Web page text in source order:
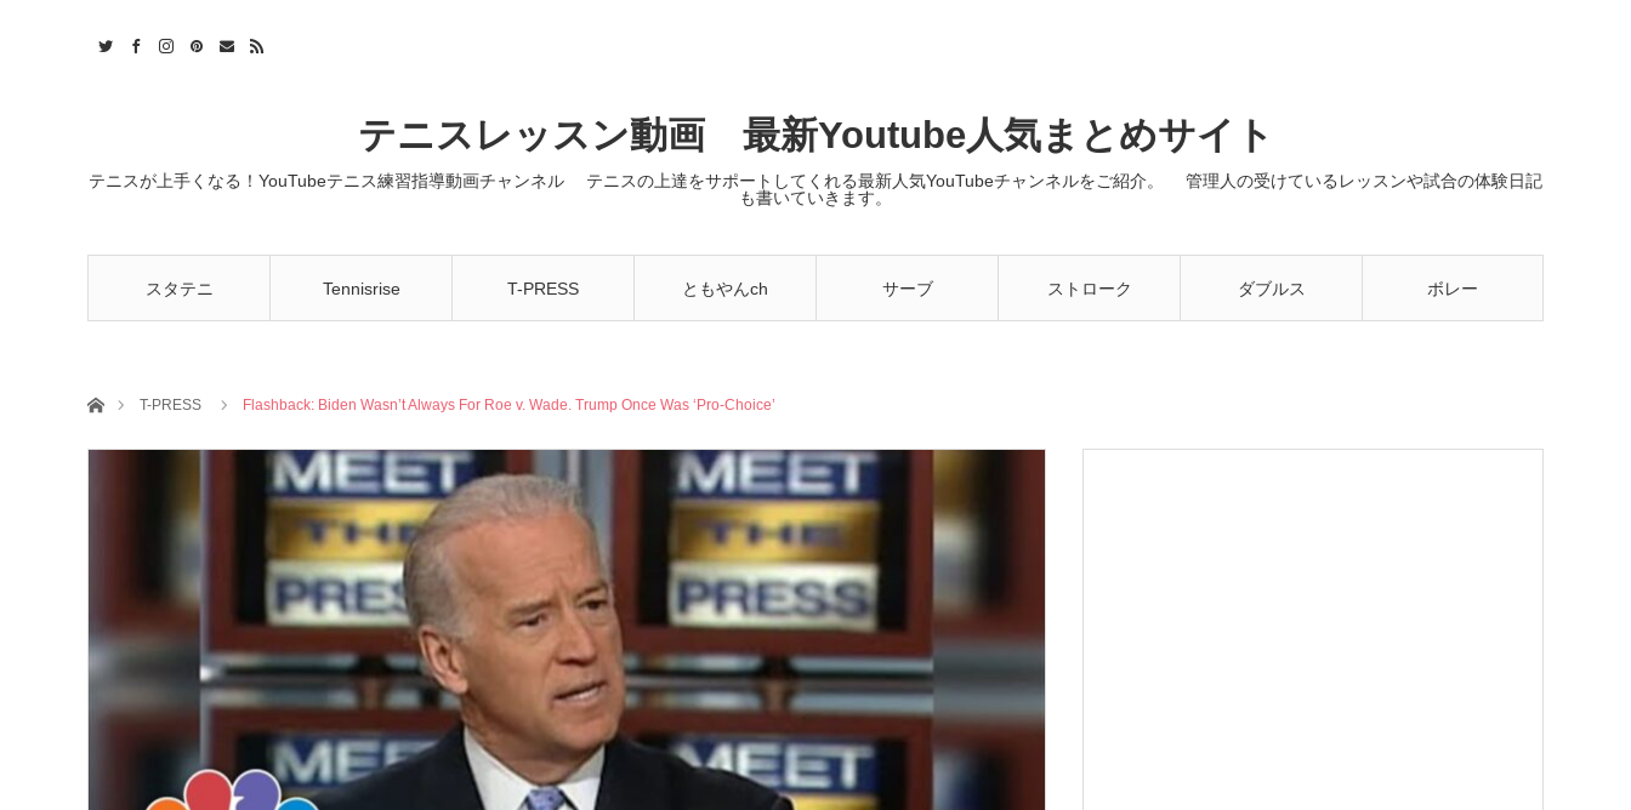
テニスレッスン動画 最新Youtube人気まとめサイト
テニスが上手くなる！YouTubeテニス練習指導動画チャンネル テニスの上達をサポートしてくれる最新人気YouTubeチャンネルをご紹介。 管理人の受けているレッスンや試合の体験日記
も書いていきます。
スタテニ Tennisrise T-PRESS ともやんch サーブ ストローク ダブルス ボレー
ホームT-PRESS Flashback: Biden Wasn’t Always For Roe v. Wade. Trump Once Was ‘Pro-Choice’